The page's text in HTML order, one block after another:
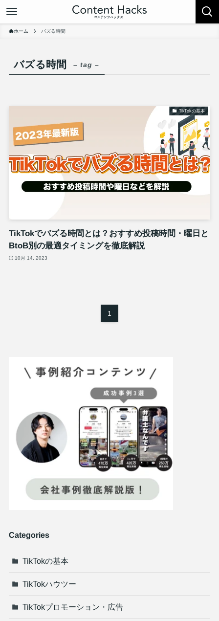
ホーム バズる時間
バズる時間 – tag –
TikTokの基本
TikTokでバズる時間とは？おすすめ投稿時間・曜日と
BtoB別の最適タイミングを徹底解説
10月 14, 2023
1
Categories
TikTokの基本
TikTokハウツー
TikTokプロモーション・広告